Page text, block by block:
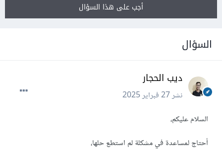
أجب على هذا السؤال
السؤال
ديب الحجار
نشر27 فبراير 2025
السلام عليكم،
أحتاج لمساعدة في مشكلة لم استطع حلها،